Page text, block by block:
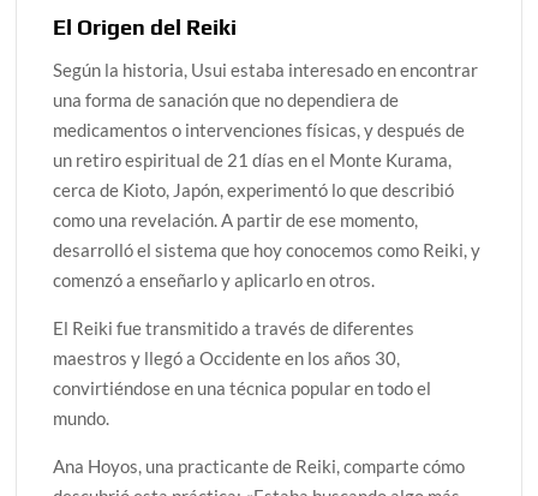
El Origen del Reiki
Según la historia, Usui estaba interesado en encontrar
una forma de sanación que no dependiera de
medicamentos o intervenciones físicas, y después de
un retiro espiritual de 21 días en el Monte Kurama,
cerca de Kioto, Japón, experimentó lo que describió
como una revelación. A partir de ese momento,
desarrolló el sistema que hoy conocemos como Reiki, y
comenzó a enseñarlo y aplicarlo en otros.
El Reiki fue transmitido a través de diferentes
maestros y llegó a Occidente en los años 30,
convirtiéndose en una técnica popular en todo el
mundo.
Ana Hoyos, una practicante de Reiki, comparte cómo